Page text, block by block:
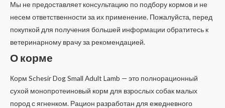
Мы не предоставляет консультацию по подбору кормов и не
несем ответственности за их применение. Пожалуйста, перед
покупкой для получения большей информации обратитесь к
ветеринарному врачу за рекомендацией.
О корме
Корм Schesir Dog Small Adult Lamb — это полнорационный
сухой монопротеиновый корм для взрослых собак малых
пород с ягненком. Рацион разработан для ежедневного